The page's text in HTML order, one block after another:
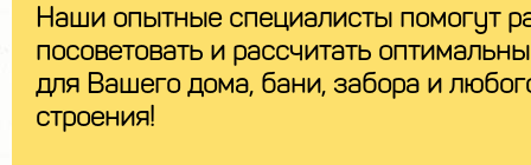
Наши опытные специалисты помогут
посоветовать и рассчитать
для Вашего дома, бани, забора и
строения!